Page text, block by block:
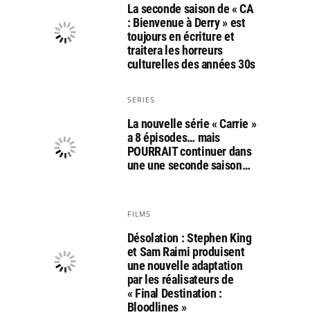
La seconde saison de « CA
: Bienvenue à Derry » est
toujours en écriture et
traitera les horreurs
culturelles des années 30s
SERIES
La nouvelle série « Carrie »
a 8 épisodes… mais
POURRAIT continuer dans
une une seconde saison…
FILMS
Désolation : Stephen King
et Sam Raimi produisent
une nouvelle adaptation
par les réalisateurs de
« Final Destination :
Bloodlines »